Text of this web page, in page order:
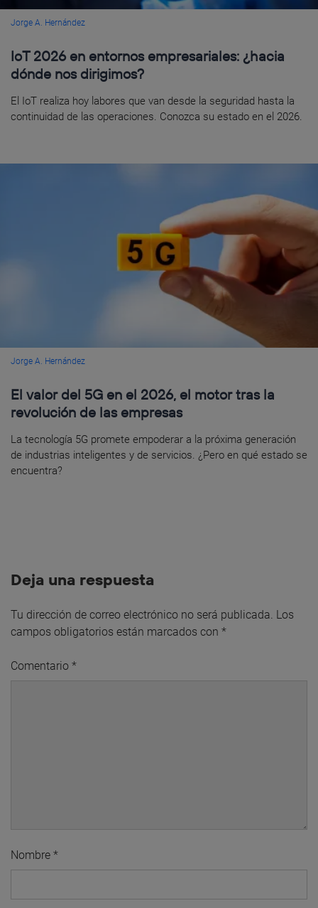
Jorge A. Hernández
IoT 2026 en entornos empresariales: ¿hacia
dónde nos dirigimos?
El IoT realiza hoy labores que van desde la seguridad hasta la
continuidad de las operaciones. Conozca su estado en el 2026.
Jorge A. Hernández
El valor del 5G en el 2026, el motor tras la
revolución de las empresas
La tecnología 5G promete empoderar a la próxima generación
de industrias inteligentes y de servicios. ¿Pero en qué estado se
encuentra?
Deja una respuesta
Tu dirección de correo electrónico no será publicada. Los
campos obligatorios están marcados con *
Comentario *
Nombre *